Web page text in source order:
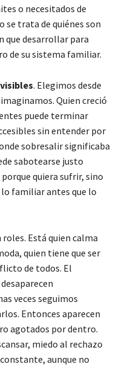
o necesitados de
se trata de quiénes son
que desarrollar para
de su sistema familiar.
. Elegimos desde
Quien creció
puede terminar
sin entender por
sobresalir significaba
sabotearse justo
quiera sufrir, sino
familiar antes que lo
Está quien calma
quien tiene que ser
de todos. El
veces seguimos
Entonces aparecen
agotados por dentro.
miedo al rechazo
aunque no